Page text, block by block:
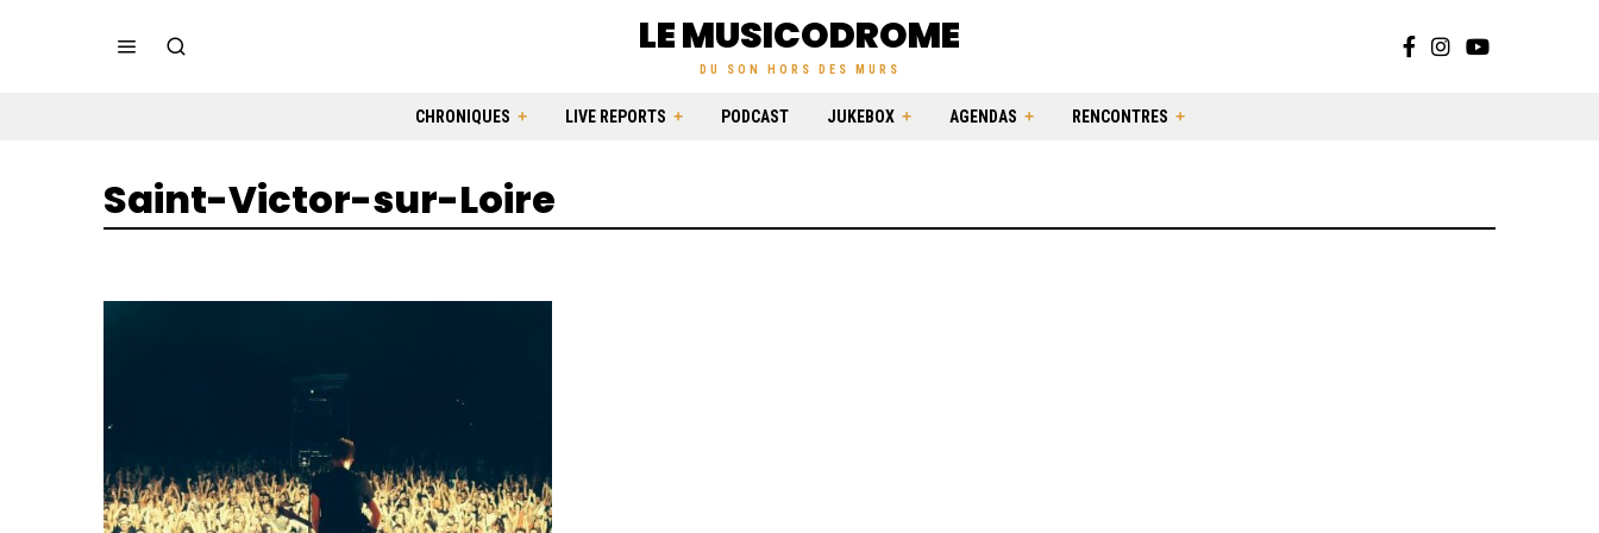
LE MUSICODROME
DU SON HORS DES MURS
CHRONIQUES LIVE REPORTS PODCAST JUKEBOX AGENDAS RENCONTRES
Saint-Victor-sur-Loire